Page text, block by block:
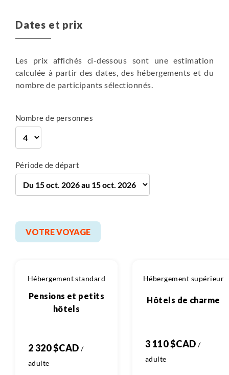
Petit-déjeuner, Diner
150 m
150 m
Plus de détails
de mer.
entre 3h et 3h30
Petit-déjeuner, Diner
90 m
Véhicule , entre 1h et 1h30 , 80km
Randonnée
Dates et prix
Les prix affichés ci-dessous sont une estimation
calculée à partir des dates, des hébergements et du
nombre de participants sélectionnés.
Nombre de personnes
Période de départ
VOTRE VOYAGE
Hébergement standard
Pensions et petits
hôtels
2 320 $CAD
Hébergement supérieur
Hôtels de charme
3 110 $CAD